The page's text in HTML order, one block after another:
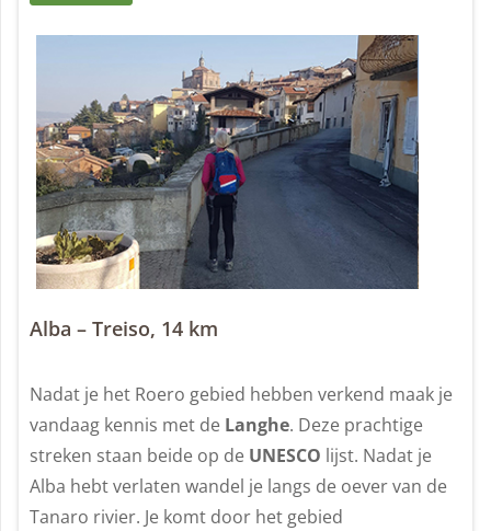
Alba – Treiso, 14 km
Nadat je het Roero gebied hebben verkend maak je
vandaag kennis met de Langhe. Deze prachtige
streken staan beide op de UNESCO lijst. Nadat je
Alba hebt verlaten wandel je langs de oever van de
Tanaro rivier. Je komt door het gebied